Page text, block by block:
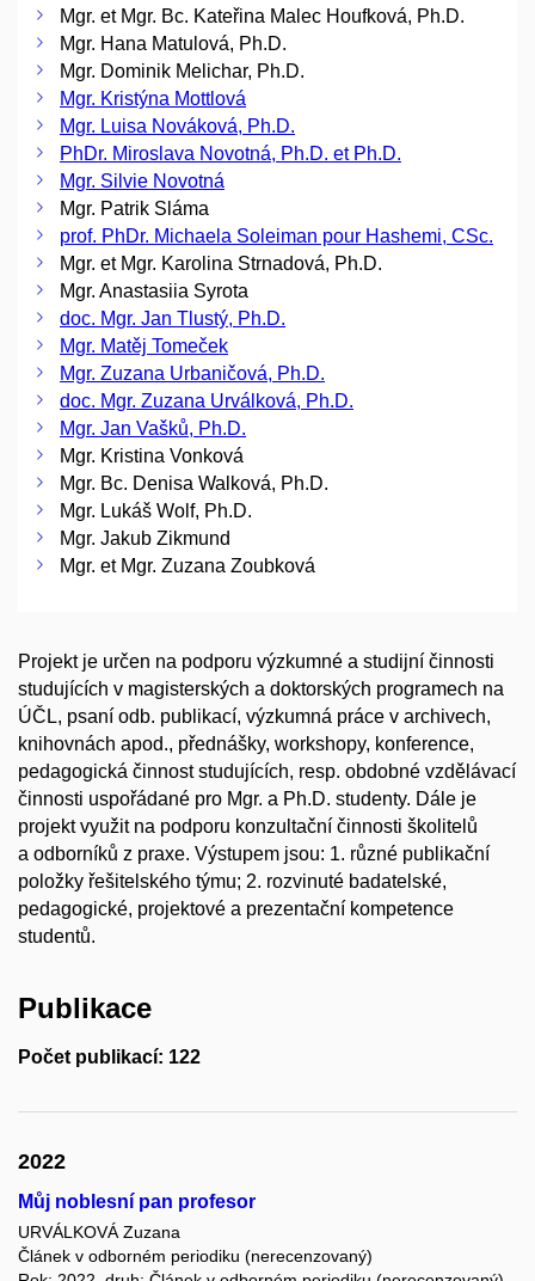
Mgr. et Mgr. Bc. Kateřina Malec Houfková, Ph.D.
Mgr. Hana Matulová, Ph.D.
Mgr. Dominik Melichar, Ph.D.
Mgr. Kristýna Mottlová
Mgr. Luisa Nováková, Ph.D.
PhDr. Miroslava Novotná, Ph.D. et Ph.D.
Mgr. Silvie Novotná
Mgr. Patrik Sláma
prof. PhDr. Michaela Soleiman pour Hashemi, CSc.
Mgr. et Mgr. Karolina Strnadová, Ph.D.
Mgr. Anastasiia Syrota
doc. Mgr. Jan Tlustý, Ph.D.
Mgr. Matěj Tomeček
Mgr. Zuzana Urbaničová, Ph.D.
doc. Mgr. Zuzana Urválková, Ph.D.
Mgr. Jan Vašků, Ph.D.
Mgr. Kristina Vonková
Mgr. Bc. Denisa Walková, Ph.D.
Mgr. Lukáš Wolf, Ph.D.
Mgr. Jakub Zikmund
Mgr. et Mgr. Zuzana Zoubková
Projekt je určen na podporu výzkumné a studijní činnosti
studujících v magisterských a doktorských programech na
ÚČL, psaní odb. publikací, výzkumná práce v archivech,
knihovnách apod., přednášky, workshopy, konference,
pedagogická činnost studujících, resp. obdobné vzdělávací
činnosti uspořádané pro Mgr. a Ph.D. studenty. Dále je
projekt využit na podporu konzultační činnosti školitelů
a odborníků z praxe. Výstupem jsou: 1. různé publikační
položky řešitelského týmu; 2. rozvinuté badatelské,
pedagogické, projektové a prezentační kompetence
studentů.
Publikace
Počet publikací: 122
2022
Můj noblesní pan profesor
URVÁLKOVÁ Zuzana
Článek v odborném periodiku (nerecenzovaný)